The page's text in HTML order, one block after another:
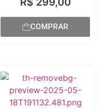
COMPRAR